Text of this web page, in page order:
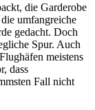
die Garderobe
umfangreiche
gedacht. Doch
Spur. Auch
meistens
dass
Fall nicht